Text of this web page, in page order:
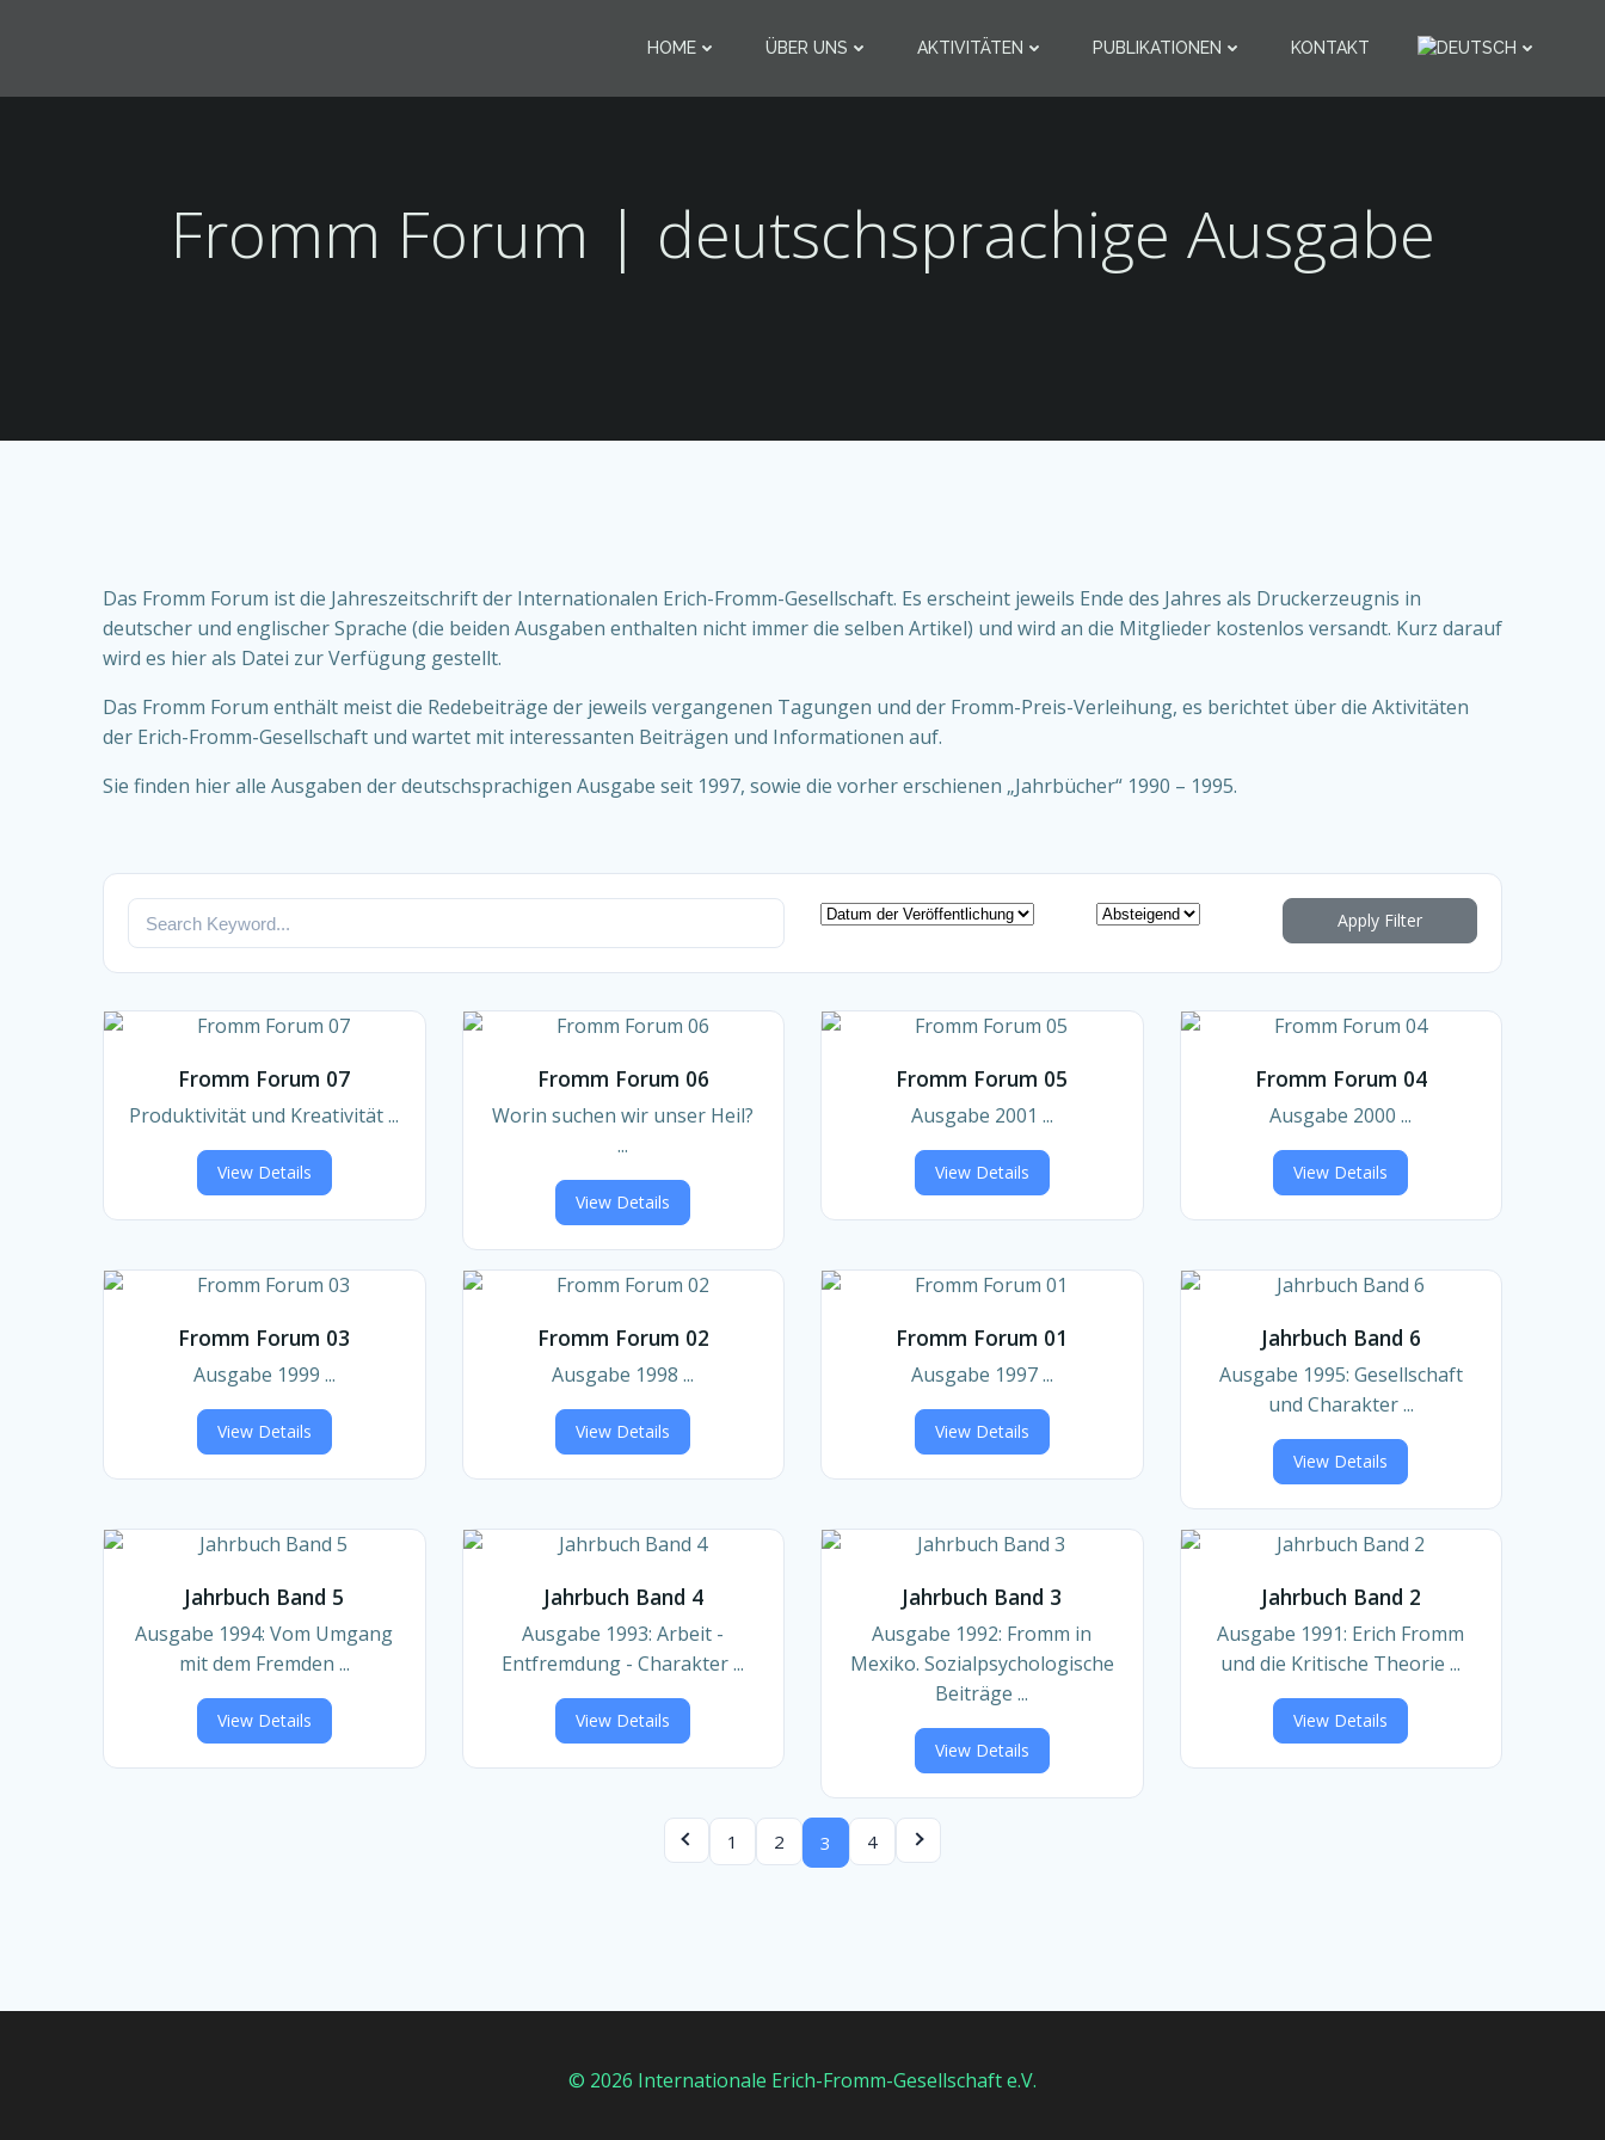
HOME ÜBER UNS AKTIVITÄTEN PUBLIKATIONEN KONTAKT
Fromm Forum | deutschsprachige Ausgabe
Das Fromm Forum ist die Jahreszeitschrift der Internationalen Erich-Fromm-Gesellschaft. Es erscheint jeweils Ende des Jahres als Druckerzeugnis in
deutscher und englischer Sprache (die beiden Ausgaben enthalten nicht immer die selben Artikel) und wird an die Mitglieder kostenlos versandt. Kurz darauf
wird es hier als Datei zur Verfügung gestellt.
Das Fromm Forum enthält meist die Redebeiträge der jeweils vergangenen Tagungen und der Fromm-Preis-Verleihung, es berichtet über die Aktivitäten
der Erich-Fromm-Gesellschaft und wartet mit interessanten Beiträgen und Informationen auf.
Sie finden hier alle Ausgaben der deutschsprachigen Ausgabe seit 1997, sowie die vorher erschienen „Jahrbücher“ 1990 – 1995.
Apply Filter
Fromm Forum 07
Produktivität und Kreativität ...
View Details
Fromm Forum 06
Worin suchen wir unser Heil?
...
View Details
Fromm Forum 05
Ausgabe 2001 ...
View Details
Fromm Forum 04
Ausgabe 2000 ...
View Details
Fromm Forum 03
Ausgabe 1999 ...
View Details
Fromm Forum 02
Ausgabe 1998 ...
View Details
Fromm Forum 01
Ausgabe 1997 ...
View Details
Jahrbuch Band 6
Ausgabe 1995: Gesellschaft
und Charakter ...
View Details
Jahrbuch Band 5
Ausgabe 1994: Vom Umgang
mit dem Fremden ...
View Details
Jahrbuch Band 4
Ausgabe 1993: Arbeit -
Entfremdung - Charakter ...
View Details
Jahrbuch Band 3
Ausgabe 1992: Fromm in
Mexiko. Sozialpsychologische
Beiträge ...
View Details
Jahrbuch Band 2
Ausgabe 1991: Erich Fromm
und die Kritische Theorie ...
View Details
1 2 3 4
© 2026 Internationale Erich-Fromm-Gesellschaft e.V.